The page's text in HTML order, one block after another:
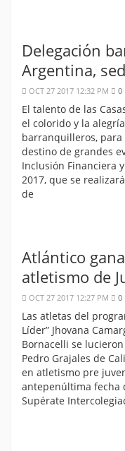
Delegación
Argentina,
OCT 27 2017 12:32 PM 0
El talento de las
el colorido y la
barranquilleros,
destino de grandes
Inclusión Financiera
2017, que se
de
Atlántico
atletismo de
OCT 27 2017 12:27 PM 0
Las atletas del
Líder” Jhovana
Bornacelli se
Pedro Grajales de
en atletismo pre
antepenúltima fecha
Supérate